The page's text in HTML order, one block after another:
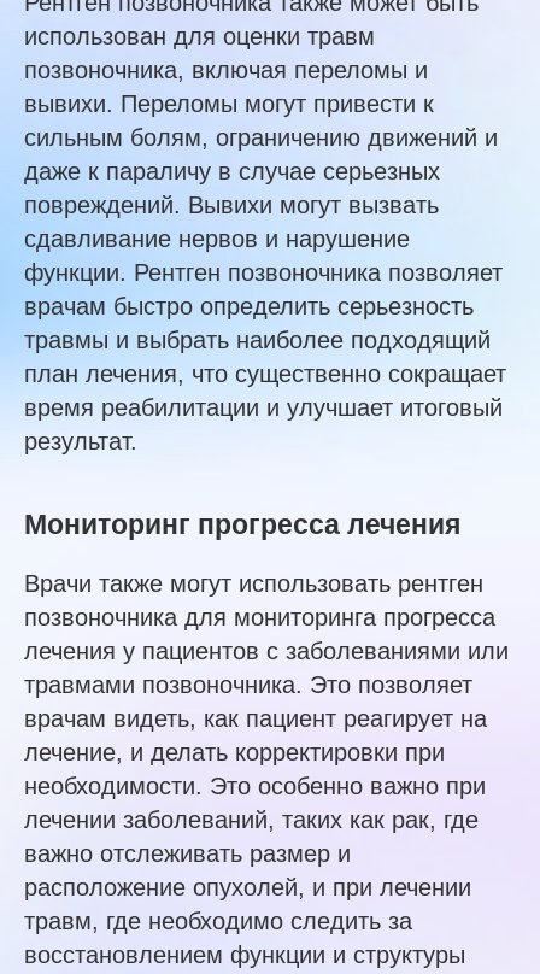
использован для оценки травм
позвоночника, включая переломы и
вывихи. Переломы могут привести к
сильным болям, ограничению движений и
даже к параличу в случае серьезных
повреждений. Вывихи могут вызвать
сдавливание нервов и нарушение
функции. Рентген позвоночника позволяет
врачам быстро определить серьезность
травмы и выбрать наиболее подходящий
план лечения, что существенно сокращает
время реабилитации и улучшает итоговый
результат.
Мониторинг прогресса лечения
Врачи также могут использовать рентген
позвоночника для мониторинга прогресса
лечения у пациентов с заболеваниями или
травмами позвоночника. Это позволяет
врачам видеть, как пациент реагирует на
лечение, и делать корректировки при
необходимости. Это особенно важно при
лечении заболеваний, таких как рак, где
важно отслеживать размер и
расположение опухолей, и при лечении
травм, где необходимо следить за
восстановлением функции и структуры